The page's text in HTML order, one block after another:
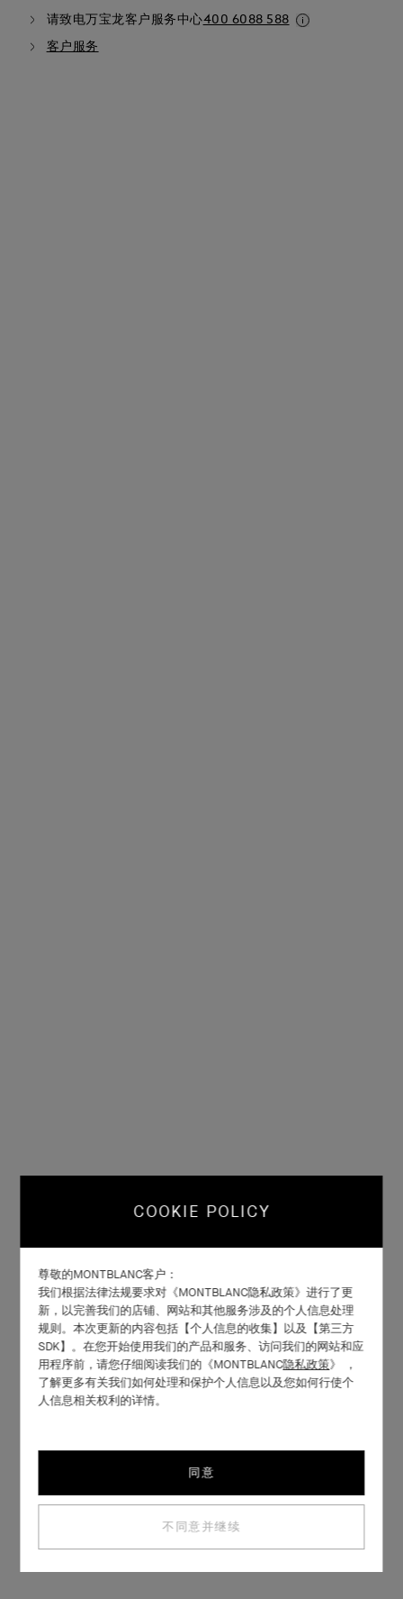
请致电万宝龙客户服务中心400 6088 588
客户服务
COOKIE POLICY
尊敬的MONTBLANC客户：
我们根据法律法规要求对《MONTBLANC隐私政策》进行了更
新，以完善我们的店铺、网站和其他服务涉及的个人信息处理
规则。本次更新的内容包括【个人信息的收集】以及【第三方
SDK】。在您开始使用我们的产品和服务、访问我们的网站和应
用程序前，请您仔细阅读我们的《MONTBLANC隐私政策》 ，
了解更多有关我们如何处理和保护个人信息以及您如何行使个
人信息相关权利的详情。
同意
不同意并继续